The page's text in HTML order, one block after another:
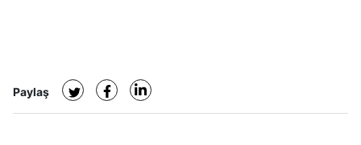
Paylaş